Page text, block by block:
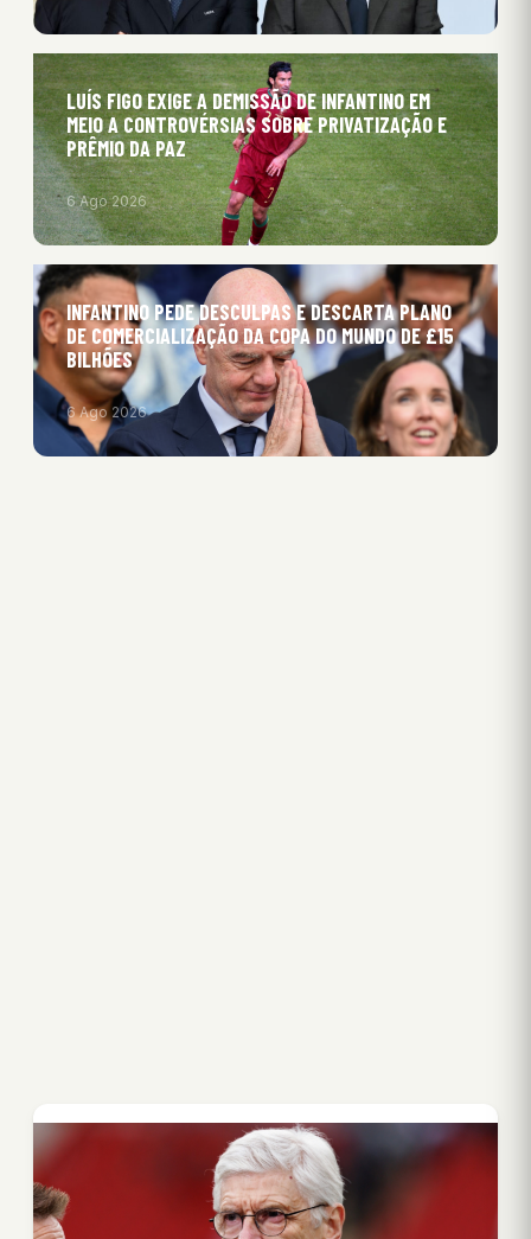
LUÍS FIGO EXIGE A DEMISSÃO DE INFANTINO EM
MEIO A CONTROVÉRSIAS SOBRE PRIVATIZAÇÃO E
PRÊMIO DA PAZ
6 Ago 2026
INFANTINO PEDE DESCULPAS E DESCARTA PLANO
DE COMERCIALIZAÇÃO DA COPA DO MUNDO DE £15
BILHÕES
6 Ago 2026